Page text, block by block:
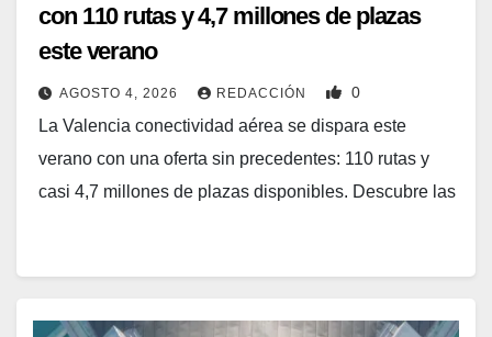
con 110 rutas y 4,7 millones de plazas
este verano
AGOSTO 4, 2026 REDACCIÓN 0
La Valencia conectividad aérea se dispara este
verano con una oferta sin precedentes: 110 rutas y
casi 4,7 millones de plazas disponibles. Descubre las